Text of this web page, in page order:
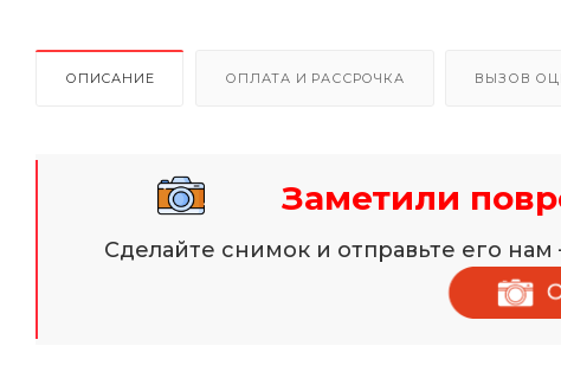
ОПИСАНИЕ ОПЛАТА И РАССРОЧКА ВЫЗОВ
Заметили
Сделайте снимок и отправьте его